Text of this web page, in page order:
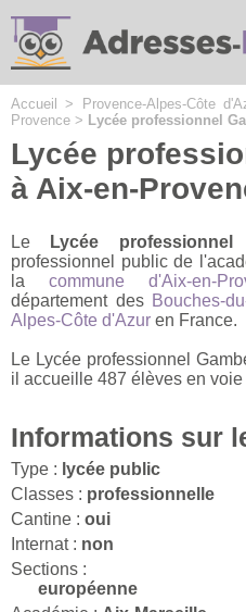
Accueil > Provence-Alpes-Côte
Provence > Lycée professionnel
Lycée
à Aix-en-
Le Lycée professionnel
professionnel public de
lacommune d'Aix-en-
département des Bouches-
Alpes-Côte d'Azur en France.
Le Lycée professionnel
il accueille 487 élèves en
Informations sur
Type : lycée public
Classes : professionnelle
Cantine : oui
Internat : non
Sections :
européenne